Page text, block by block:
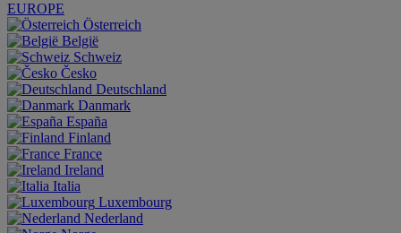
EUROPE
Österreich
België
Schweiz
Česko
Deutschland
Danmark
España
Finland
France
Ireland
Italia
Luxembourg
Nederland